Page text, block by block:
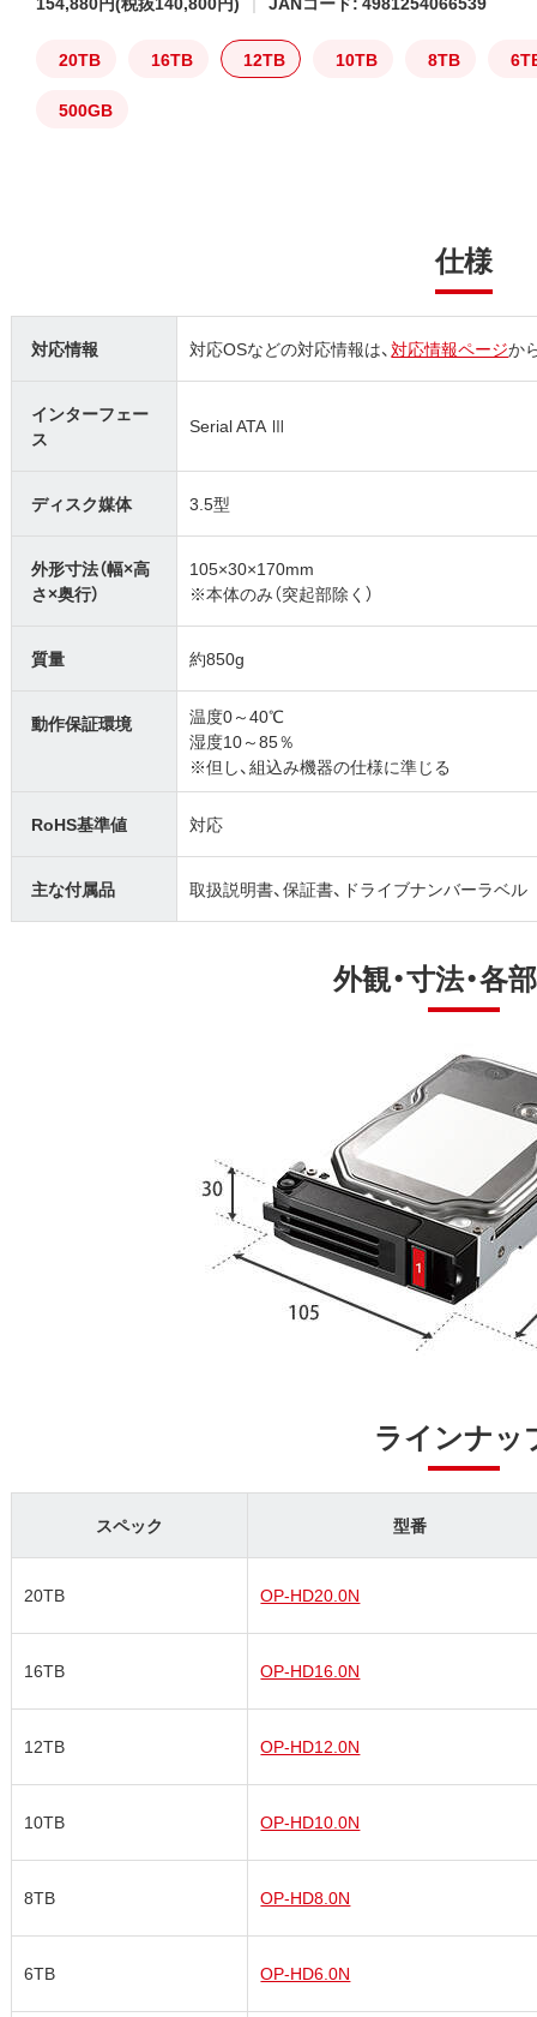
20TB 16TB 12TB 10TB 8TB
500GB
仕様
対応情報 対応OSなどの対応情報は、対応情報ページか
インターフェー
ス
Serial ATA Ⅲ
ディスク媒体 3.5型
外形寸法（幅×高
さ×奥行）
105×30×170mm
※本体のみ（突起部除く）
質量 約850g
動作保証環境
温度0～40℃
湿度10～85％
※但し、組込み機器の仕様に準じる
RoHS基準値 対応
主な付属品 取扱説明書、保証書、ドライブナンバーラベル
外観・寸法・各
ラインナッ
スペック 型番
20TB OP-HD20.0N
16TB OP-HD16.0N
12TB OP-HD12.0N
10TB OP-HD10.0N
8TB OP-HD8.0N
6TB OP-HD6.0N